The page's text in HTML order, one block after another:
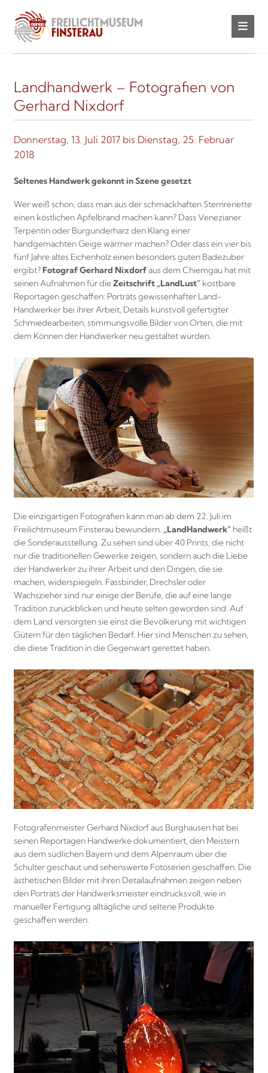
Landhandwerk – Fotografien von
Gerhard Nixdorf
Donnerstag, 13. Juli 2017 bis Dienstag, 25. Februar
2018
Seltenes Handwerk gekonnt in Szene gesetzt
Wer weiß schon, dass man aus der schmackhaften Sternrenette
einen köstlichen Apfelbrand machen kann? Dass Venezianer
Terpentin oder Burgunderharz den Klang einer
handgemachten Geige wärmer machen? Oder dass ein vier bis
fünf Jahre altes Eichenholz einen besonders guten Badezuber
ergibt?Fotograf Gerhard Nixdorfaus dem Chiemgau hat mit
seinen Aufnahmen für dieZeitschrift „LandLust“kostbare
Reportagen geschaffen: Porträts gewissenhafter Land-
Handwerker bei ihrer Arbeit, Details kunstvoll gefertigter
Schmiedearbeiten, stimmungsvolle Bilder von Orten, die mit
dem Können der Handwerker neu gestaltet wurden.
Die einzigartigen Fotografien kann man ab dem 22. Juli im
Freilichtmuseum Finsterau bewundern. „LandHandwerk“heißt
die Sonderausstellung. Zu sehen sind über 40 Prints, die nicht
nur die traditionellen Gewerke zeigen, sondern auch die Liebe
der Handwerker zu ihrer Arbeit und den Dingen, die sie
machen, widerspiegeln. Fassbinder, Drechsler oder
Wachszieher sind nur einige der Berufe, die auf eine lange
Tradition zurückblicken und heute selten geworden sind. Auf
dem Land versorgten sie einst die Bevölkerung mit wichtigen
Gütern für den täglichen Bedarf. Hier sind Menschen zu sehen,
die diese Tradition in die Gegenwart gerettet haben.
Fotografenmeister Gerhard Nixdorf aus Burghausen hat bei
seinen Reportagen Handwerke dokumentiert, den Meistern
aus dem südlichen Bayern und dem Alpenraum über die
Schulter geschaut und sehenswerte Fotoserien geschaffen. Die
ästhetischen Bilder mit ihren Detailaufnahmen zeigen neben
den Porträts der Handwerksmeister eindrucksvoll, wie in
manueller Fertigung alltägliche und seltene Produkte
geschaffen werden.